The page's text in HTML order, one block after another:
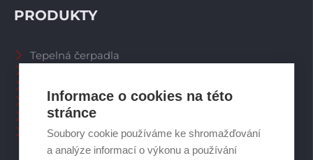
Informace o cookies na této
stránce
Soubory cookie používáme ke shromažďování
a analýze informací o výkonu a používání
PRODUKTY
Tepelná čerpadla
Spalinové systémy
Plynové kotle
Ostatní příslušenství